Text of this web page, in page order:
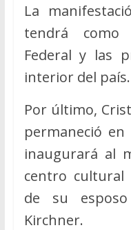
La
tendrá como
Federal y las
interior del país.
Por último,
permaneció en
inaugurará al
centro
de su
Kirchner.